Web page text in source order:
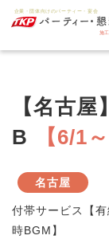
【名古
B
【6/1
名古屋
付帯サービス【
時BGM】